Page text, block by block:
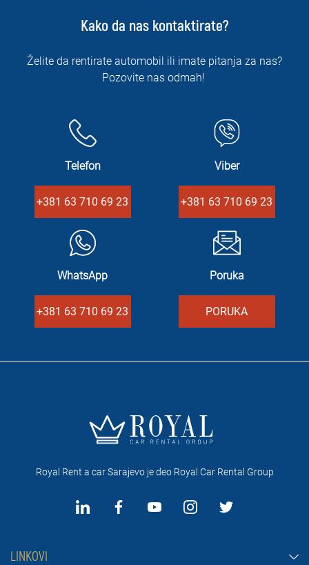
Kako da nas kontaktirate?
Želite da rentirate automobil ili imate pitanja za nas?
Pozovite nas odmah!
Telefon
+381 63 710 69 23
Viber
+381 63 710 69 23
WhatsApp
+381 63 710 69 23
Poruka
PORUKA
Royal Rent a car Sarajevo je deo Royal Car Rental Group
LINKOVI